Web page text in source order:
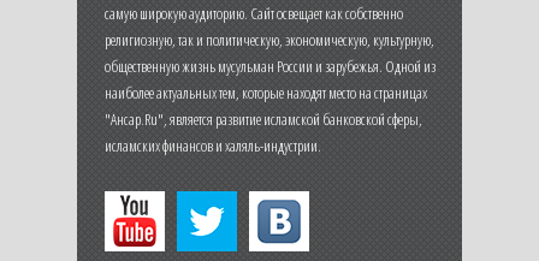
самую широкую аудиторию. Сайт освещает как собственно
религиозную, так и политическую, экономическую, культурную,
общественную жизнь мусульман России и зарубежья. Одной из
наиболее актуальных тем, которые находят место на страницах
"Ансар.Ru", является развитие исламской банковской сферы,
исламских финансов и халяль-индустрии.